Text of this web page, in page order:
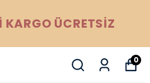
KARGO ÜCRETSİZ
0